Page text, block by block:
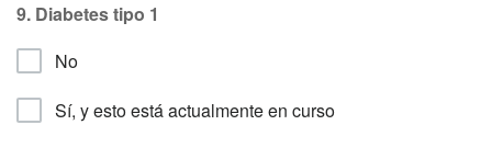
9. Diabetes tipo 1
No
Sí, y esto está actualmente en curso